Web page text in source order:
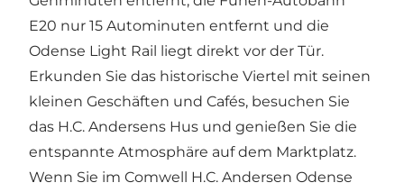
E20 nur 15 Autominuten entfernt und die
Odense Light Rail liegt direkt vor der Tür.
Erkunden Sie das historische Viertel mit seinen
kleinen Geschäften und Cafés, besuchen Sie
das H.C. Andersens Hus und genießen Sie die
entspannte Atmosphäre auf dem Marktplatz.
Wenn Sie im Comwell H.C. Andersen Odense